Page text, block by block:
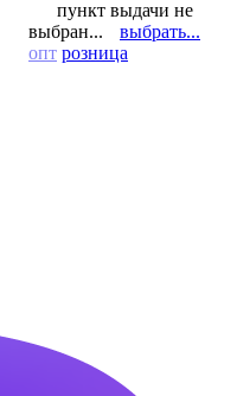
пункт выдачи не
выбран...
выбрать...
опт розница